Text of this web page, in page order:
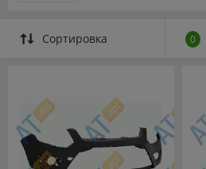
Сортировка 0